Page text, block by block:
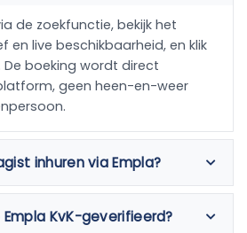
de zoekfunctie, bekijk het
en live beschikbaarheid, en klik
De boeking wordt direct
geen heen-en-weer
inhuren via Empla?
KvK-geverifieerd?